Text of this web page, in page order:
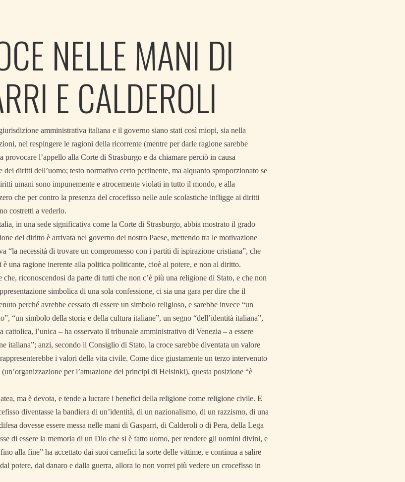
NELLE MANI DI
E CALDEROLI
amministrativa italiana e il governo siano stati così miopi, sia nella
nel respingere le ragioni della ricorrente (mentre per darle ragione sarebbe
provocare l’appello alla Corte di Strasburgo e da chiamare perciò in causa
dei diritti dell’uomo; testo normativo certo pertinente, ma alquanto sproporzionato se
umani sono impunemente e atrocemente violati in tutto il mondo, e alla
che per contro la presenza del crocefisso nelle aule scolastiche infligge ai diritti
costretti a vederlo.
in una sede significativa come la Corte di Strasburgo, abbia mostrato il grado
del diritto è arrivata nel governo del nostro Paese, mettendo tra le motivazione
“la necessità di trovare un compromesso con i partiti di ispirazione cristiana”, che
una ragione inerente alla politica politicante, cioè al potere, e non al diritto.
riconoscendosi da parte di tutti che non c’è più una religione di Stato, e che non
simbolica di una sola confessione, ci sia una gara per dire che il
perché avrebbe cessato di essere un simbolo religioso, e sarebbe invece “un
“un simbolo della storia e della cultura italiane”, un segno “dell’identità italiana”,
cattolica, l’unica – ha osservato il tribunale amministrativo di Venezia – a essere
italiana”; anzi, secondo il Consiglio di Stato, la croce sarebbe diventata un valore
i valori della vita civile. Come dice giustamente un terzo intervenuto
per l’attuazione dei principi di Helsinki), questa posizione “è
ma è devota, e tende a lucrare i benefici della religione come religione civile. E
diventasse la bandiera di un’identità, di un nazionalismo, di un razzismo, di una
dovesse essere messa nelle mani di Gasparri, di Calderoli o di Pera, della Lega
di essere la memoria di un Dio che si è fatto uomo, per rendere gli uomini divini, e
alla fine” ha accettato dai suoi carnefici la sorte delle vittime, e continua a salire
potere, dal danaro e dalla guerra, allora io non vorrei più vedere un crocefisso in